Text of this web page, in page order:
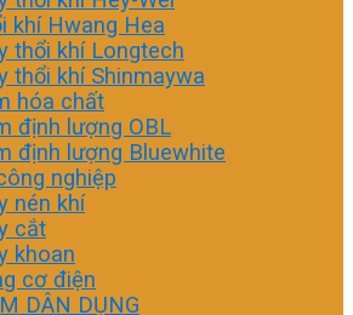
khí Hwang Hea
thổi khí Longtech
thổi khí Shinmaywa
hóa chất
định lượng OBL
định lượng Bluewhite
nghiệp
nén khí
cắt
khoan
cơ điện
DÂN DỤNG